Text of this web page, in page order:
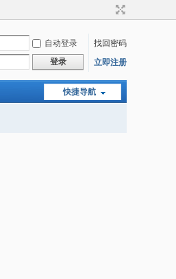
自动登录
找回密码
登录 立即注册
快捷导航